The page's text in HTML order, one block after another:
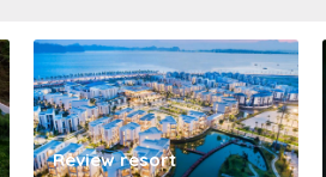
Review resort